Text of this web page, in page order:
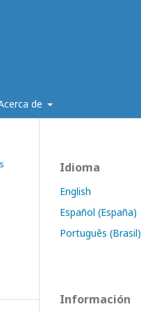
de
Idioma
English
Español (España)
Português (Brasil)
Información